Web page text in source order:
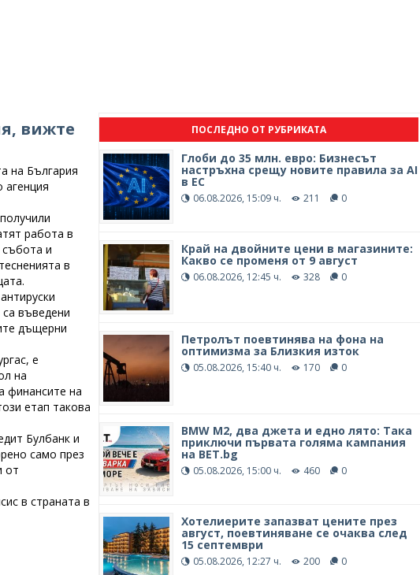
вижте
на България
агенция
работа в
и
в
въведени
дъщерни
е
на
финансите на
етап такова
Булбанк и
само през
от
в страната в
ПОСЛЕДНО ОТ РУБРИКАТА
Глоби до 35 млн. евро: Бизнесът
настръхна срещу новите правила за AI
в ЕС
06.08.2026, 15:09 ч. 211 0
Край на двойните цени в магазините:
Какво се променя от 9 август
06.08.2026, 12:45 ч. 328 0
Петролът поевтинява на фона на
оптимизма за Близкия изток
05.08.2026, 15:40 ч. 170 0
BMW М2, два джета и едно лято: Така
приключи първата голяма кампания
на BET.bg
05.08.2026, 15:00 ч. 460 0
Хотелиерите запазват цените през
август, поевтиняване се очаква след
15 септември
05.08.2026, 12:27 ч. 200 0